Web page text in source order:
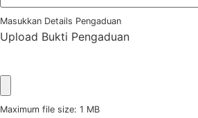
Masukkan Details Pengaduan
Upload Bukti Pengaduan
Maximum file size: 1 MB